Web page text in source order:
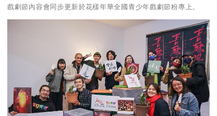
戲劇節內容會同步更新於花樣年華全國青少年戲劇節粉專上。